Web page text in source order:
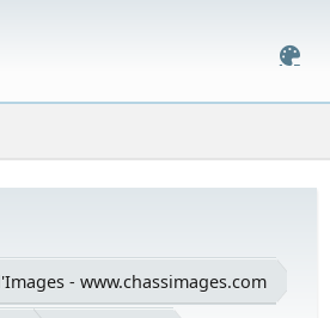
- www.chassimages.com